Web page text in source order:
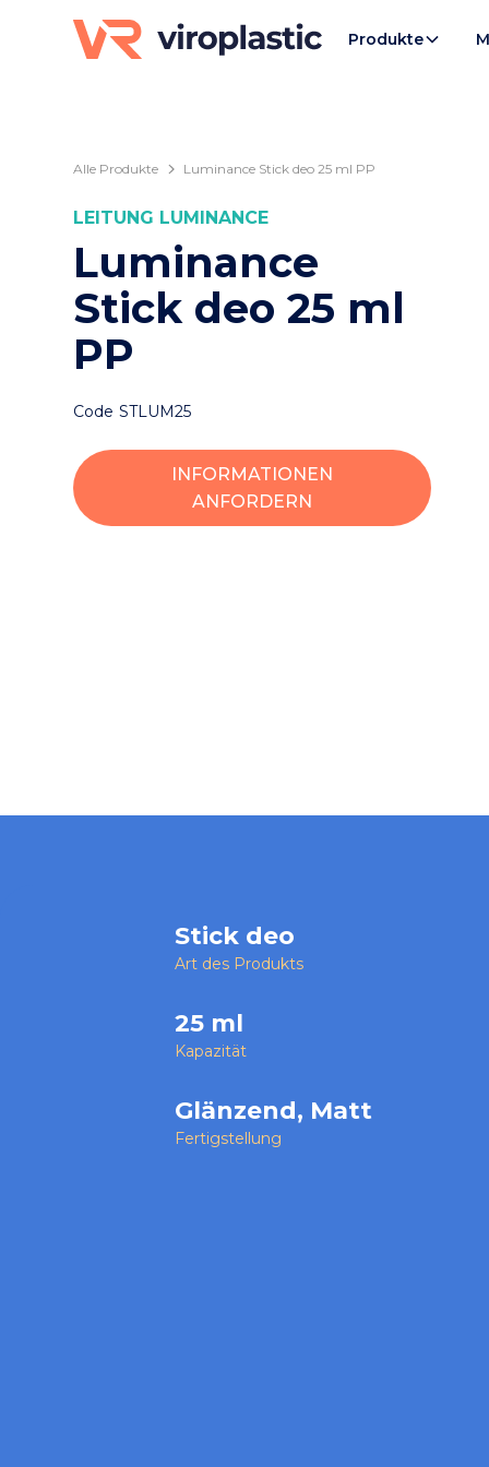
Produkte
Alle Produkte Luminance Stick deo 25 ml PP
LEITUNG LUMINANCE
Luminance
Stick deo 25 ml
PP
Code STLUM25
INFORMATIONEN
ANFORDERN
Stick deo
Art des Produkts
25 ml
Kapazität
Glänzend, Matt
Fertigstellung